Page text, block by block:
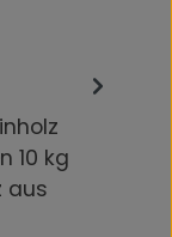
10 kg
aus